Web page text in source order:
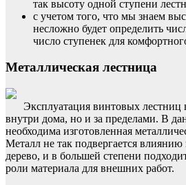
так высоту одной ступени
с учетом того, что мы знаем
несложно будет определить
число ступенек для
Металлическая лестница
Эксплуатация винтовых
внутри дома, но и за пределами. В
необходима изготовленная
Металл не так подвергается
дерево, и в большей степени
роли материала для внешних работ.